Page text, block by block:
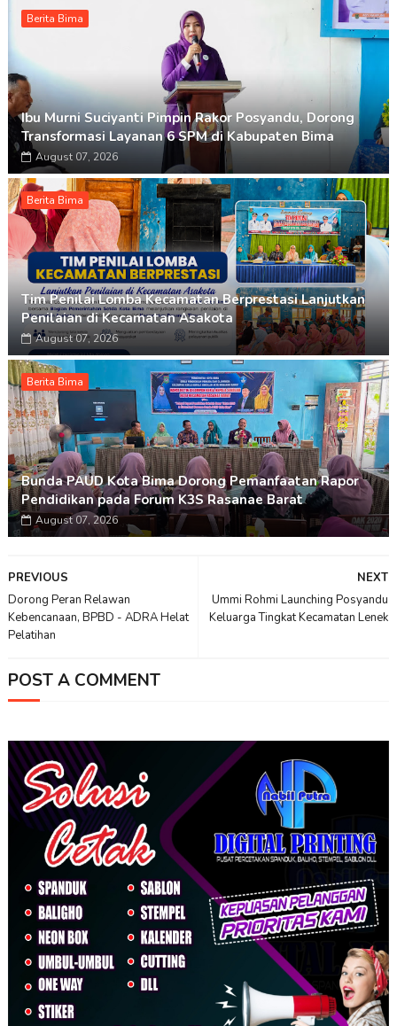
Berita Bima
Ibu Murni Suciyanti Pimpin Rakor Posyandu, Dorong
Transformasi Layanan 6 SPM di Kabupaten Bima
August 07, 2026
Berita Bima
Tim Penilai Lomba Kecamatan Berprestasi Lanjutkan
Penilaian di Kecamatan Asakota
August 07, 2026
Berita Bima
Bunda PAUD Kota Bima Dorong Pemanfaatan Rapor
Pendidikan pada Forum K3S Rasanae Barat
August 07, 2026
NEXT
Ummi Rohmi Launching Posyandu
Keluarga Tingkat Kecamatan Lenek
PREVIOUS
Dorong Peran Relawan
Kebencanaan, BPBD - ADRA Helat
Pelatihan
POST A COMMENT